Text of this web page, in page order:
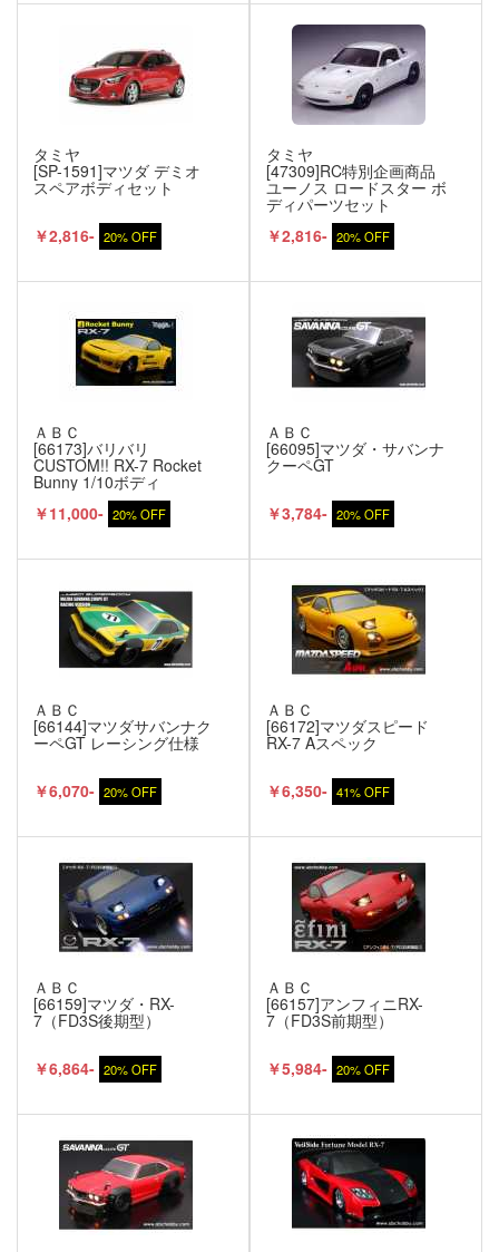
タミヤ
[SP-1591]マツダ デミオ
スペアボディセット
￥2,816- 20% OFF
タミヤ
[47309]RC特別企画商品
ユーノス ロードスター ボ
ディパーツセット
￥2,816- 20% OFF
ＡＢＣ
[66173]バリバリ
CUSTOM!! RX-7 Rocket
Bunny 1/10ボディ
￥11,000- 20% OFF
ＡＢＣ
[66095]マツダ・サバンナ
クーペGT
￥3,784- 20% OFF
ＡＢＣ
[66144]マツダサバンナク
ーペGT レーシング仕様
￥6,070- 20% OFF
ＡＢＣ
[66172]マツダスピード
RX-7 Aスペック
￥6,350- 41% OFF
ＡＢＣ
[66159]マツダ・RX-
7（FD3S後期型）
￥6,864- 20% OFF
ＡＢＣ
[66157]アンフィニRX-
7（FD3S前期型）
￥5,984- 20% OFF